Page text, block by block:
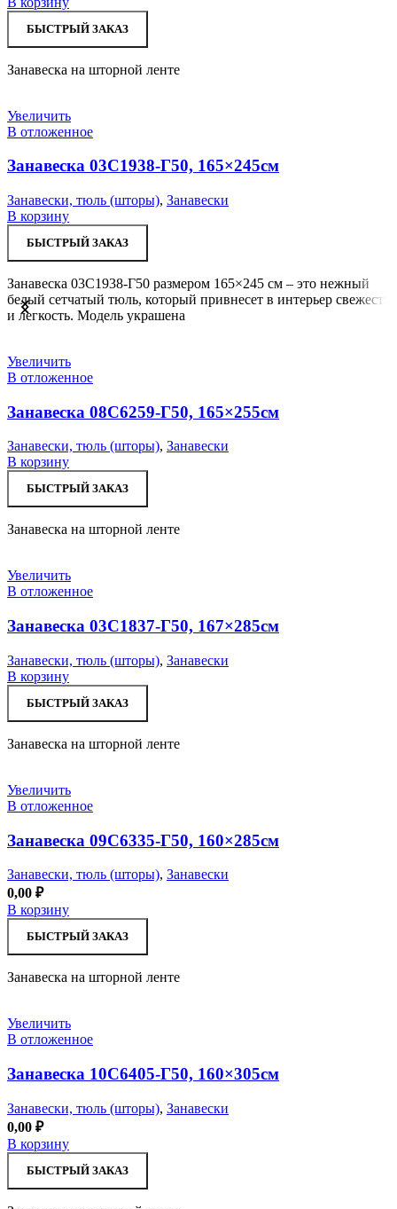
БЫСТРЫЙ ЗАКАЗ
Занавеска на шторной ленте
Увеличить
В отложенное
Занавеска 03С1938-Г50, 165×245см
Занавески, тюль (шторы), Занавески
В корзину
БЫСТРЫЙ ЗАКАЗ
Занавеска 03С1938-Г50 размером 165×245 см – это нежный
белый сетчатый тюль, который привнесет в интерьер свежесть
и легкость. Модель украшена
Увеличить
В отложенное
Занавеска 08С6259-Г50, 165×255см
Занавески, тюль (шторы), Занавески
В корзину
БЫСТРЫЙ ЗАКАЗ
Занавеска на шторной ленте
Увеличить
В отложенное
Занавеска 03С1837-Г50, 167×285см
Занавески, тюль (шторы), Занавески
В корзину
БЫСТРЫЙ ЗАКАЗ
Занавеска на шторной ленте
Увеличить
В отложенное
Занавеска 09С6335-Г50, 160×285см
Занавески, тюль (шторы), Занавески
0,00 ₽
В корзину
БЫСТРЫЙ ЗАКАЗ
Занавеска на шторной ленте
Увеличить
В отложенное
Занавеска 10С6405-Г50, 160×305см
Занавески, тюль (шторы), Занавески
0,00 ₽
В корзину
БЫСТРЫЙ ЗАКАЗ